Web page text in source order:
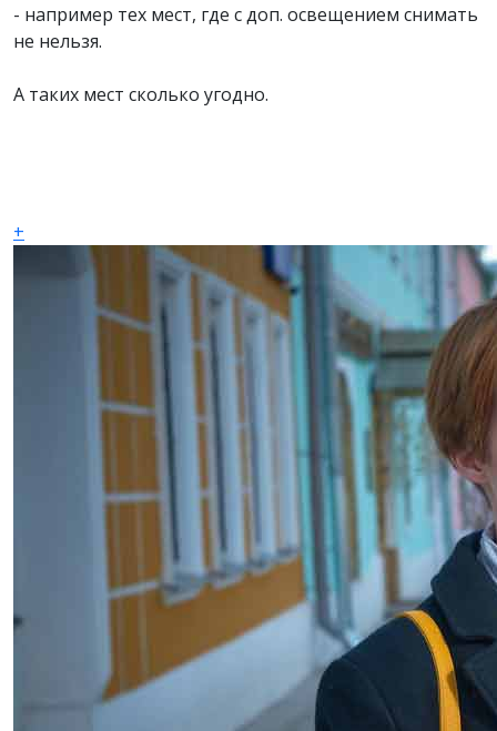
- например тех мест, где с доп. освещением снимать
не нельзя.
А таких мест сколько угодно.
+